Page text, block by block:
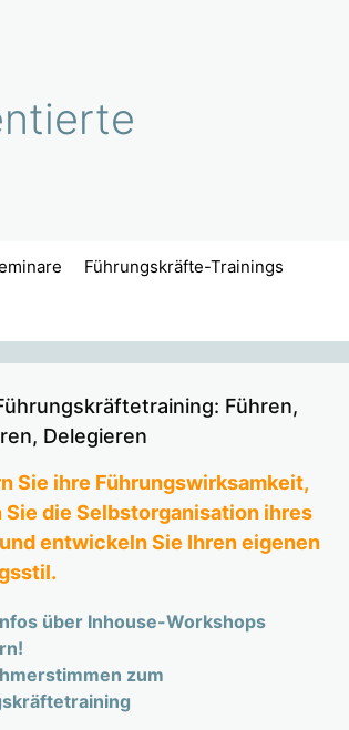
Führungskräfte-Trainings
Führen,
Delegieren
Sie ihre Führungswirksamkeit,
Sie die Selbstorganisation ihres
entwickeln Sie Ihren eigenen
über Inhouse-Workshops
zum